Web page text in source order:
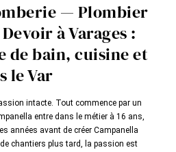
— Plombier
à Varages :
de bain, cuisine et
le Var
intacte. Tout commence par un
entre dans le métier à 16 ans,
années avant de créer Campanella
chantiers plus tard, la passion est